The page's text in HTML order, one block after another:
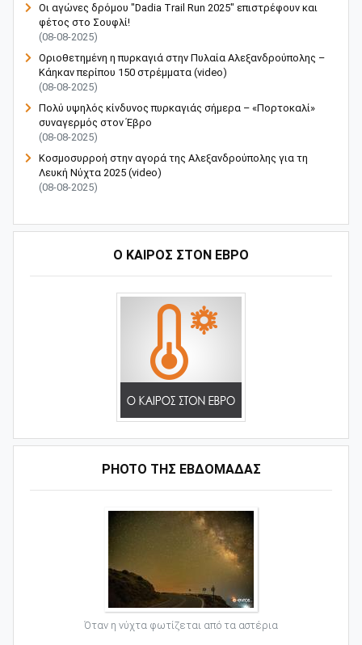
Οι αγώνες δρόμου "Dadia Trail Run 2025" επιστρέφουν και
φέτος στο Σουφλί!
(08-08-2025)
Οριοθετημένη η πυρκαγιά στην Πυλαία Αλεξανδρούπολης –
Κάηκαν περίπου 150 στρέμματα (video)
(08-08-2025)
Πολύ υψηλός κίνδυνος πυρκαγιάς σήμερα – «Πορτοκαλί»
συναγερμός στον Έβρο
(08-08-2025)
Κοσμοσυρροή στην αγορά της Αλεξανδρούπολης για τη
Λευκή Νύχτα 2025 (video)
(08-08-2025)
Ο ΚΑΙΡΟΣ ΣΤΟΝ ΕΒΡΟ
PHOTO ΤΗΣ ΕΒΔΟΜΑΔΑΣ
Όταν η νύχτα φωτίζεται από τα αστέρια